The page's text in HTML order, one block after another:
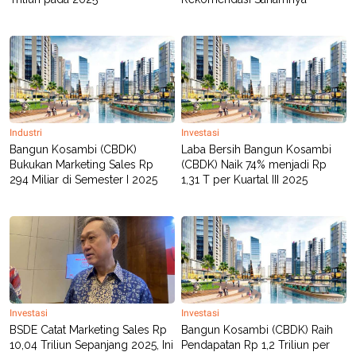
Industri
Bangun Kosambi (CBDK)
Bukukan Marketing Sales Rp
294 Miliar di Semester I 2025
Investasi
Laba Bersih Bangun Kosambi
(CBDK) Naik 74% menjadi Rp
1,31 T per Kuartal III 2025
Investasi
BSDE Catat Marketing Sales Rp
10,04 Triliun Sepanjang 2025, Ini
Investasi
Bangun Kosambi (CBDK) Raih
Pendapatan Rp 1,2 Triliun per